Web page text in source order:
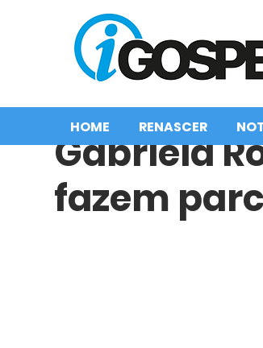
HOME RENASCER
Gabriela
fazem